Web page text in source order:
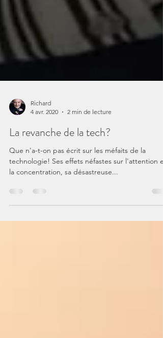
4 avr. 2020
2 min de lecture
La revanche de la tech?
Que n'a-t-on pas écrit sur les méfaits de la
la concentration, sa désastreuse...